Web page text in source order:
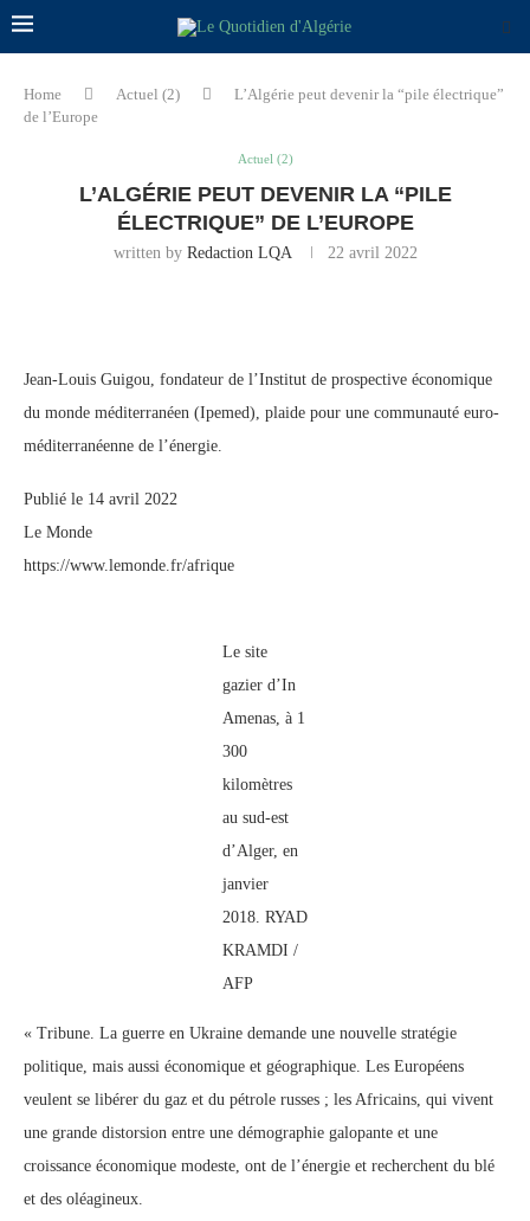
Home Actuel (2)
L’Algérie peut devenir la “pile électrique”
de l’Europe
Actuel (2)
L’ALGÉRIE PEUT DEVENIR LA “PILE
ÉLECTRIQUE” DE L’EUROPE
written by Redaction LQA 22 avril 2022
Jean-Louis Guigou, fondateur de l’Institut de prospective économique
du monde méditerranéen (Ipemed), plaide pour une communauté euro-
méditerranéenne de l’énergie.
Publié le 14 avril 2022
Le Monde
https://www.lemonde.fr/afrique
Le site
gazier d’In
Amenas, à 1
300
kilomètres
au sud-est
d’Alger, en
janvier
2018. RYAD
KRAMDI /
AFP
« Tribune. La guerre en Ukraine demande une nouvelle stratégie
politique, mais aussi économique et géographique. Les Européens
veulent se libérer du gaz et du pétrole russes ; les Africains, qui vivent
une grande distorsion entre une démographie galopante et une
croissance économique modeste, ont de l’énergie et recherchent du blé
et des oléagineux.